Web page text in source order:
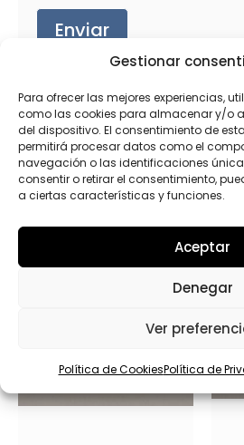
Gestionar
Para ofrecer las mejores experiencias,
como las cookies para almacenar y/o
del dispositivo. El consentimiento de
permitirá procesar datos como el
navegación o las identificaciones
consentir o retirar el consentimiento,
a ciertas características y funciones.
Aceptar
Denegar
Ver
Política de CookiesPolítica de
*
Enviar
Productos